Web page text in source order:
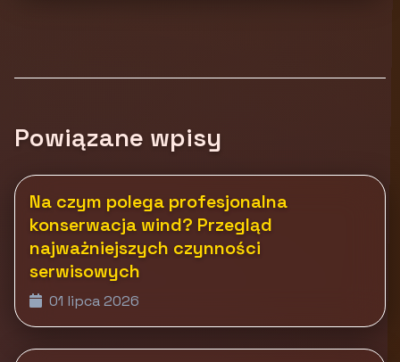
Powiązane wpisy
Na czym polega profesjonalna
konserwacja wind? Przegląd
najważniejszych czynności
serwisowych
01 lipca 2026